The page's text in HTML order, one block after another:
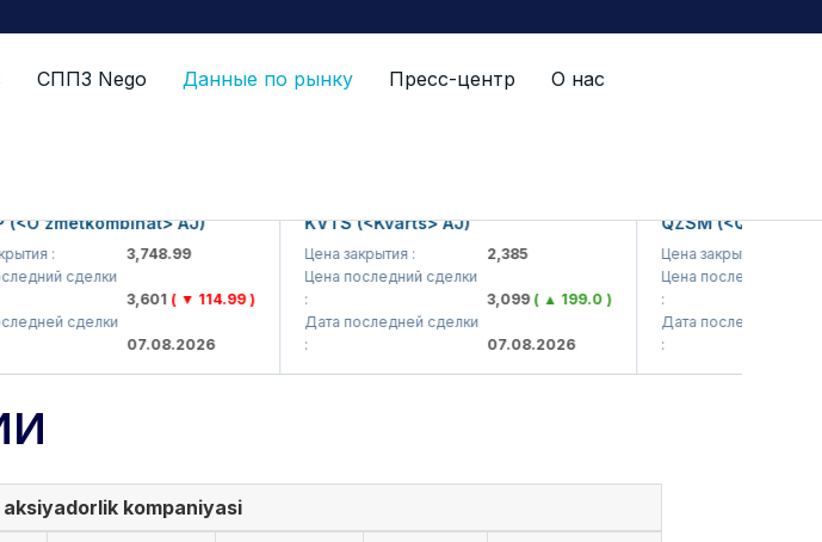
СППЗ Nego Данные по рынку Пресс-центр О нас
AJ)
:
3,748.99
сделки
3,601( ▼ 114.99 )
сделки
07.08.2026
KVTS (<Kvarts> AJ)
Цена закрытия :
Цена последний сделки
3,099( ▲ 199.0 )
Дата последней сделки
07.08.2026
QZSM
Цена закрытия :
Цена последний сделки
Дата последней сделки
aksiyadorlik kompaniyasi